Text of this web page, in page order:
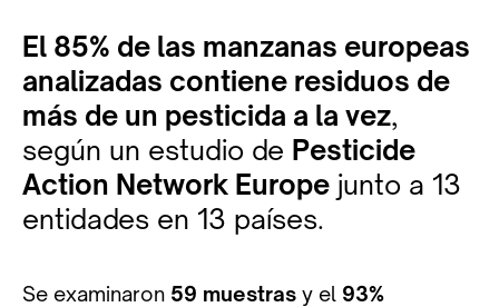
El 85% de las manzanas europeas
analizadas contiene residuos de
más de un pesticida a la vez,
según un estudio de Pesticide
Action Network Europe junto a 13
entidades en 13 países.
Se examinaron 59 muestras y el 93%